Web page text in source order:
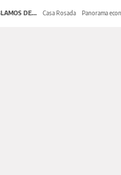
DE... Casa Rosada Panorama